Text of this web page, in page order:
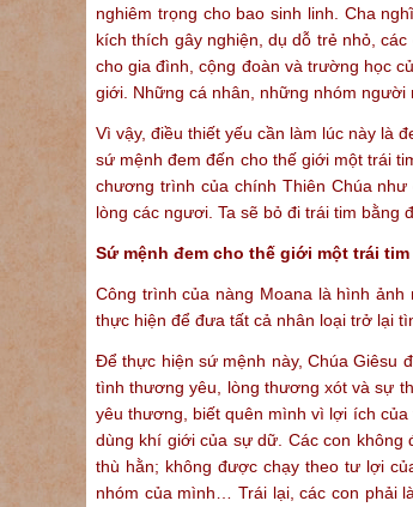
nghiêm trọng cho bao sinh linh. Cha
kích thích gây nghiện, dụ dỗ trẻ nhỏ,
cho gia đình, cộng đoàn và trường học
giới. Những cá nhân, những nhóm người
Vì vậy, điều thiết yếu cần làm lúc này là
sứ mệnh đem đến cho thế giới một trái
chương trình của chính Thiên Chúa
lòng các ngươi. Ta sẽ bỏ đi trái tim bằng
Sứ mệnh đem cho thế giới một trái tim
Công trình của nàng Moana là hình
thực hiện để đưa tất cả nhân loại trở lại
Để thực hiện sứ mệnh này, Chúa Giêsu
tình thương yêu, lòng thương xót và sự
yêu thương, biết quên mình vì lợi ích của
dùng khí giới của sự dữ. Các con
thù hằn; không được chạy theo tư lợi
nhóm của mình… Trái lại, các con phải